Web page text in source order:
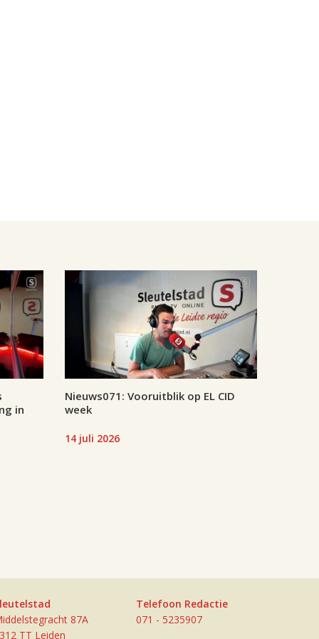
in
Nieuws071: Vooruitblik op EL CID
week
14 juli 2026
87A
TT Leiden
Telefoon Redactie
071 - 5235907